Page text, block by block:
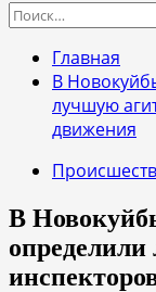
Найти:
Главная
В
лучшую
движения
В